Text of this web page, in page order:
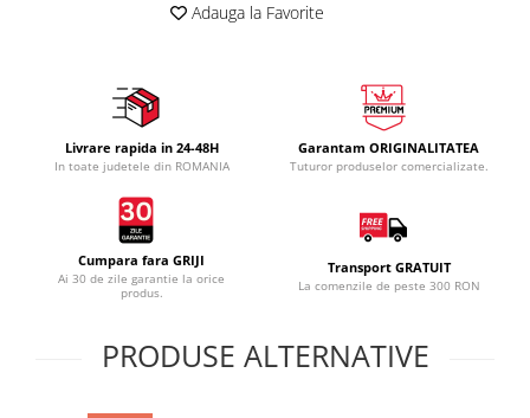
Adauga la Favorite
Livrare rapida in 24-48H
In toate judetele din ROMANIA
Garantam ORIGINALITATEA
Tuturor produselor comercializate.
Cumpara fara GRIJI
Ai 30 de zile garantie la orice
produs.
Transport GRATUIT
La comenzile de peste 300 RON
PRODUSE ALTERNATIVE